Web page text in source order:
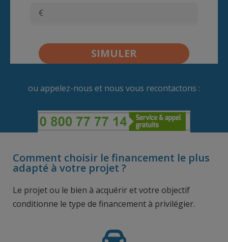
€
ou appelez-nous et nous vous recontactons :
Comment choisir le financement le plus
adapté à votre projet ?
Le projet ou le bien à acquérir et votre objectif
conditionne le type de financement à privilégier.